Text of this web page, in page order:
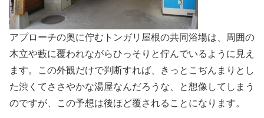
アプローチの奥に佇むトンガリ屋根の共同浴場は、周囲の
木立や藪に覆われながらひっそりと佇んでいるように見え
ます。この外観だけで判断すれば、きっとこぢんまりとし
た渋くてささやかな湯屋なんだろうな、と想像してしまう
のですが、この予想は後ほど覆されることになります。